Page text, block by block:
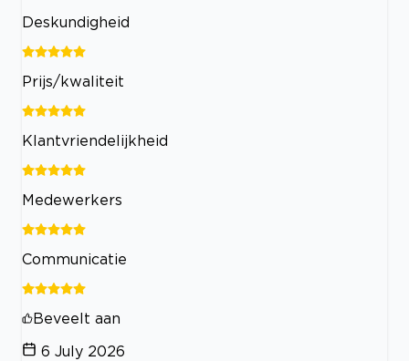
Deskundigheid
Prijs/kwaliteit
Klantvriendelijkheid
Medewerkers
Communicatie
Beveelt aan
6 July 2026